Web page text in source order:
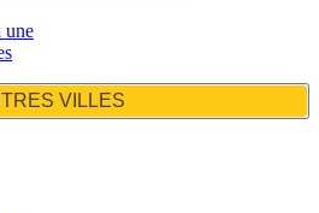
une
VILLES